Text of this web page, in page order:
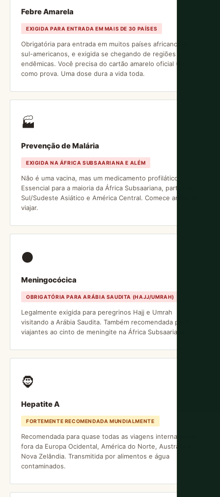
Febre Amarela
EXIGIDA PARA ENTRADA EM MAIS DE 30 PAÍSES
Obrigatória para entrada em muitos países africanos e
sul-americanos, e exigida se chegando de regiões
endêmicas. Você precisa do cartão amarelo oficial (CIV)
como prova. Uma dose dura a vida toda.
🏭
Prevenção de Malária
EXIGIDA NA ÁFRICA SUBSAARIANA E ALÉM
Não é uma vacina, mas um medicamento profilático.
Essencial para a maioria da África Subsaariana, partes do
Sul/Sudeste Asiático e América Central. Comece antes de
viajar.
⚫
Meningocócica
OBRIGATÓRIA PARA ARÁBIA SAUDITA (HAJJ/UMRAH)
Legalmente exigida para peregrinos Hajj e Umrah
visitando a Arábia Saudita. Também recomendada para
viajantes ao cinto de meningite na África Subsaariana.
🧔
Hepatite A
FORTEMENTE RECOMENDADA MUNDIALMENTE
Recomendada para quase todas as viagens internacionais
fora da Europa Ocidental, América do Norte, Austrália e
Nova Zelândia. Transmitida por alimentos e água
contaminados.